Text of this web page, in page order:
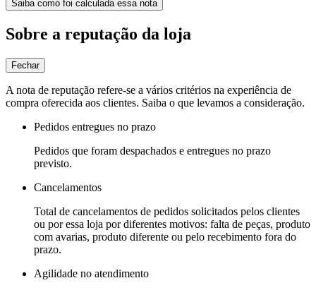
Saiba como foi calculada essa nota
Sobre a reputação da loja
Fechar
A nota de reputação refere-se a vários critérios na experiência de
compra oferecida aos clientes. Saiba o que levamos a consideração.
Pedidos entregues no prazo
Pedidos que foram despachados e entregues no prazo
previsto.
Cancelamentos
Total de cancelamentos de pedidos solicitados pelos clientes
ou por essa loja por diferentes motivos: falta de peças, produto
com avarias, produto diferente ou pelo recebimento fora do
prazo.
Agilidade no atendimento